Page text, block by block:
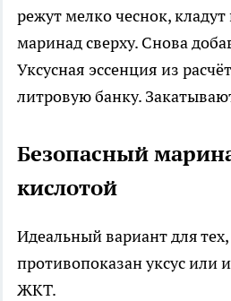
режут мелко чеснок,
маринад сверху. Снова
Уксусная эссенция из
литровую банку.
Безопасный
кислотой
Идеальный вариант для
противопоказан уксус или
ЖКТ.